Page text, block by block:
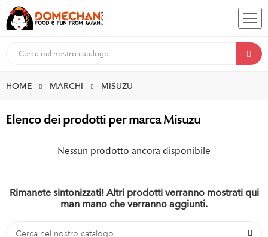
HOME MARCHI MISUZU
Elenco dei prodotti per marca Misuzu
Nessun prodotto ancora disponibile
Rimanete sintonizzati! Altri prodotti verranno mostrati qui
man mano che verranno aggiunti.